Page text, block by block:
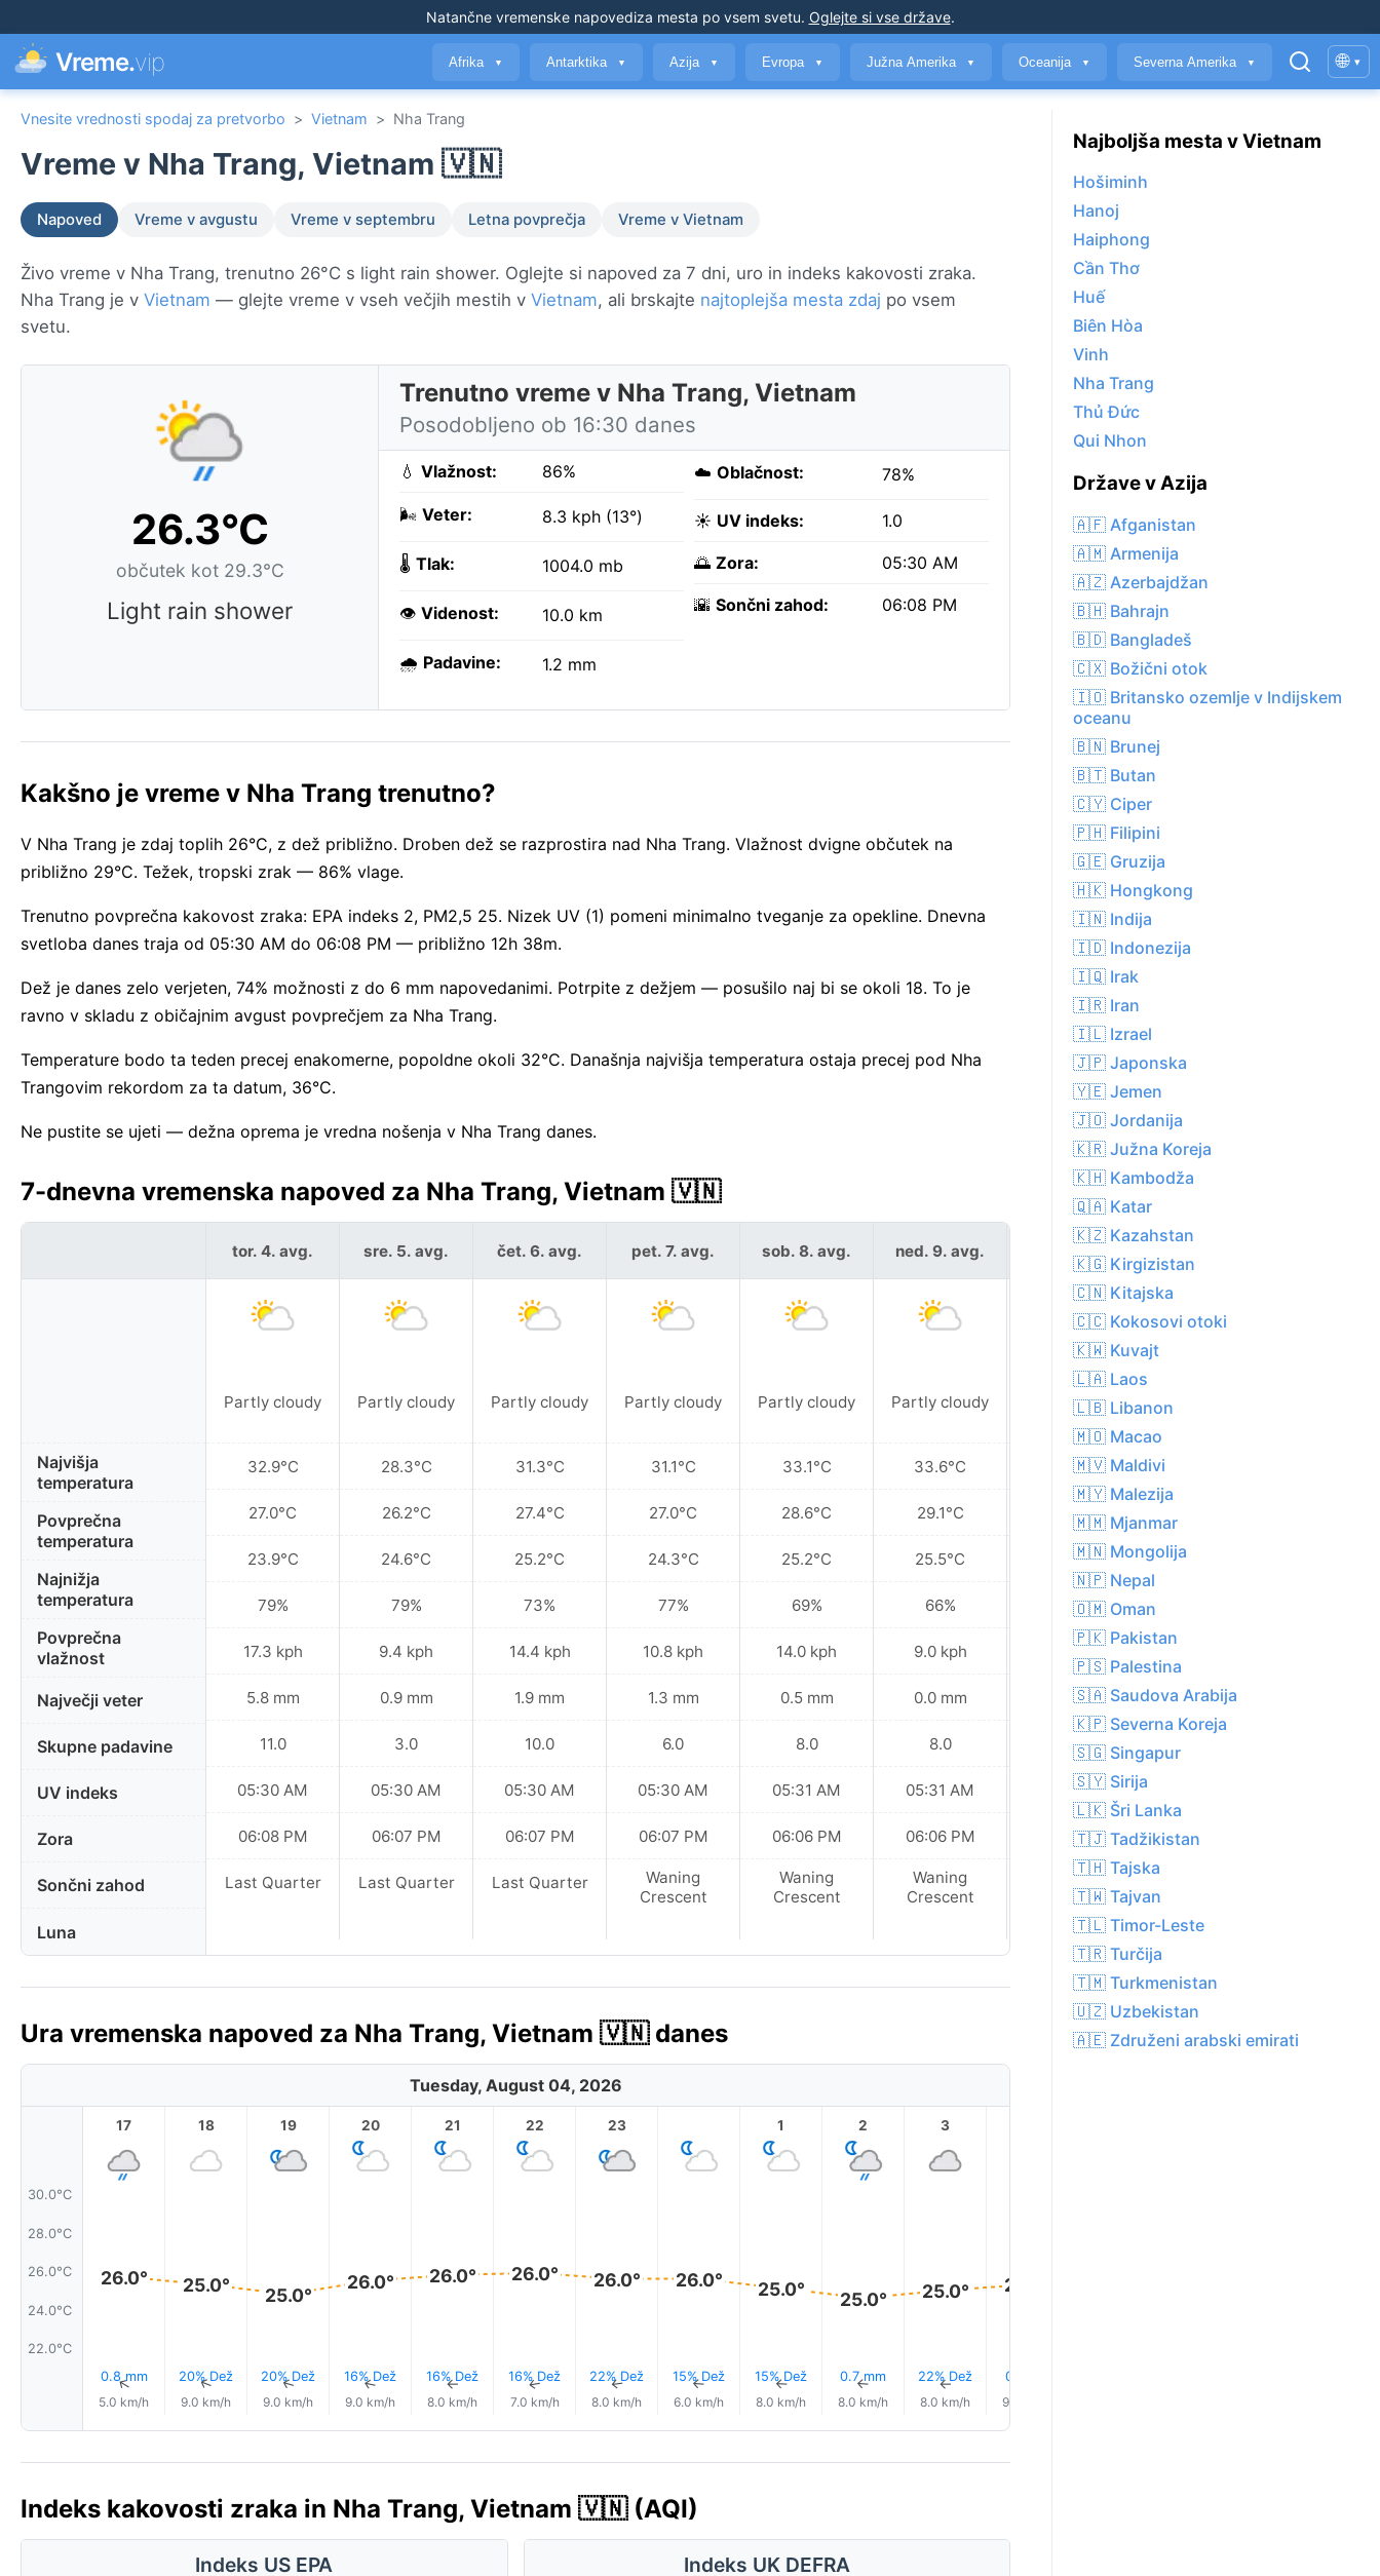
Natančne vremenske napovediza mesta po vsem svetu. Oglejte si vse države.
Vreme.vip Afrika ▼ Antarktika ▼ Azija ▼ Evropa ▼ Južna Amerika ▼ Oceanija ▼ Severna Amerika ▼ 🌐 ▾
Vnesite vrednosti spodaj za pretvorbo > Vietnam > Nha Trang
Vreme v Nha Trang, Vietnam 🇻🇳
Napoved Vreme v avgustu Vreme v septembru Letna povprečja Vreme v Vietnam
Živo vreme v Nha Trang, trenutno 26°C s light rain shower. Oglejte si napoved za 7 dni, uro in indeks kakovosti zraka.
Nha Trang je v Vietnam — glejte vreme v vseh večjih mestih v Vietnam, ali brskajte najtoplejša mesta zdaj po vsem
svetu.
26.3°C
občutek kot 29.3°C
Light rain shower
Trenutno vreme v Nha Trang, Vietnam
Posodobljeno ob 16:30 danes
💧 Vlažnost: 86%
🌬️ Veter: 8.3 kph (13°)
🌡️ Tlak: 1004.0 mb
👁️ Videnost: 10.0 km
🌧️ Padavine: 1.2 mm
☁️ Oblačnost: 78%
☀️ UV indeks: 1.0
🌅 Zora: 05:30 AM
🌇 Sončni zahod: 06:08 PM
Kakšno je vreme v Nha Trang trenutno?
V Nha Trang je zdaj toplih 26°C, z dež približno. Droben dež se razprostira nad Nha Trang. Vlažnost dvigne občutek na
približno 29°C. Težek, tropski zrak — 86% vlage.
Trenutno povprečna kakovost zraka: EPA indeks 2, PM2,5 25. Nizek UV (1) pomeni minimalno tveganje za opekline. Dnevna
svetloba danes traja od 05:30 AM do 06:08 PM — približno 12h 38m.
Dež je danes zelo verjeten, 74% možnosti z do 6 mm napovedanimi. Potrpite z dežjem — posušilo naj bi se okoli 18. To je
ravno v skladu z običajnim avgust povprečjem za Nha Trang.
Temperature bodo ta teden precej enakomerne, popoldne okoli 32°C. Današnja najvišja temperatura ostaja precej pod Nha
Trangovim rekordom za ta datum, 36°C.
Ne pustite se ujeti — dežna oprema je vredna nošenja v Nha Trang danes.
7-dnevna vremenska napoved za Nha Trang, Vietnam 🇻🇳
Najvišja
temperatura
Povprečna
temperatura
Najnižja
temperatura
Povprečna
vlažnost
Največji veter
Skupne padavine
UV indeks
Zora
Sončni zahod
Luna
tor. 4. avg.
Partly cloudy
32.9°C
27.0°C
23.9°C
79%
17.3 kph
5.8 mm
11.0
05:30 AM
06:08 PM
Last Quarter
sre. 5. avg.
Partly cloudy
28.3°C
26.2°C
24.6°C
79%
9.4 kph
0.9 mm
3.0
05:30 AM
06:07 PM
Last Quarter
čet. 6. avg.
Partly cloudy
31.3°C
27.4°C
25.2°C
73%
14.4 kph
1.9 mm
10.0
05:30 AM
06:07 PM
Last Quarter
pet. 7. avg.
Partly cloudy
31.1°C
27.0°C
24.3°C
77%
10.8 kph
1.3 mm
6.0
05:30 AM
06:07 PM
Waning
Crescent
sob. 8. avg.
Partly cloudy
33.1°C
28.6°C
25.2°C
69%
14.0 kph
0.5 mm
8.0
05:31 AM
06:06 PM
Waning
Crescent
ned. 9. avg.
Partly cloudy
33.6°C
29.1°C
25.5°C
66%
9.0 kph
0.0 mm
8.0
05:31 AM
06:06 PM
Waning
Crescent
Sunny
33.8°C
29.3°C
25.5°C
64%
13.3 kph
0.0 mm
8.0
05:31 AM
06:05 PM
Ura vremenska napoved za Nha Trang, Vietnam 🇻🇳 danes
Tuesday, August 04, 2026
30.0°C
28.0°C
26.0°C
24.0°C
22.0°C
17
26.0°
0.8 mm
↑
5.0 km/h
18
25.0°
20% Dež
↑
9.0 km/h
19
25.0°
20% Dež
↑
9.0 km/h
20
26.0°
16% Dež
↑
9.0 km/h
21
26.0°
16% Dež
↑
8.0 km/h
22
26.0°
16% Dež
↑
7.0 km/h
23
26.0°
22% Dež
↑
8.0 km/h
26.0°
15% Dež
↑
6.0 km/h
1
25.0°
15% Dež
↑
8.0 km/h
2
25.0°
0.7 mm
↑
8.0 km/h
3
25.0°
22% Dež
↑
8.0 km/h
25.0°
0.1 mm
9.0 km/h
Indeks kakovosti zraka in Nha Trang, Vietnam 🇻🇳 (AQI)
Indeks US EPA Indeks UK DEFRA
Najboljša mesta v Vietnam
Hošiminh
Hanoj
Haiphong
Cần Thơ
Huế
Biên Hòa
Vinh
Nha Trang
Thủ Đức
Qui Nhon
Države v Azija
🇦🇫 Afganistan
🇦🇲 Armenija
🇦🇿 Azerbajdžan
🇧🇭 Bahrajn
🇧🇩 Bangladeš
🇨🇽 Božični otok
🇮🇴 Britansko ozemlje v Indijskem
oceanu
🇧🇳 Brunej
🇧🇹 Butan
🇨🇾 Ciper
🇵🇭 Filipini
🇬🇪 Gruzija
🇭🇰 Hongkong
🇮🇳 Indija
🇮🇩 Indonezija
🇮🇶 Irak
🇮🇷 Iran
🇮🇱 Izrael
🇯🇵 Japonska
🇾🇪 Jemen
🇯🇴 Jordanija
🇰🇷 Južna Koreja
🇰🇭 Kambodža
🇶🇦 Katar
🇰🇿 Kazahstan
🇰🇬 Kirgizistan
🇨🇳 Kitajska
🇨🇨 Kokosovi otoki
🇰🇼 Kuvajt
🇱🇦 Laos
🇱🇧 Libanon
🇲🇴 Macao
🇲🇻 Maldivi
🇲🇾 Malezija
🇲🇲 Mjanmar
🇲🇳 Mongolija
🇳🇵 Nepal
🇴🇲 Oman
🇵🇰 Pakistan
🇵🇸 Palestina
🇸🇦 Saudova Arabija
🇰🇵 Severna Koreja
🇸🇬 Singapur
🇸🇾 Sirija
🇱🇰 Šri Lanka
🇹🇯 Tadžikistan
🇹🇭 Tajska
🇹🇼 Tajvan
🇹🇱 Timor-Leste
🇹🇷 Turčija
🇹🇲 Turkmenistan
🇺🇿 Uzbekistan
🇦🇪 Združeni arabski emirati